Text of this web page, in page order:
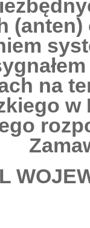
(anten)
na
w